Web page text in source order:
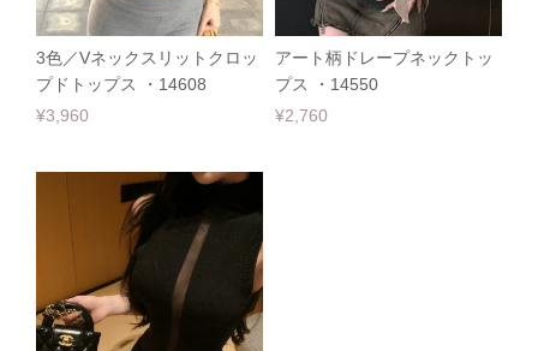
3色／Vネックスリットクロッ
プドトップス ・14608
¥3,960
アート柄ドレープネックトッ
プス ・14550
¥2,760